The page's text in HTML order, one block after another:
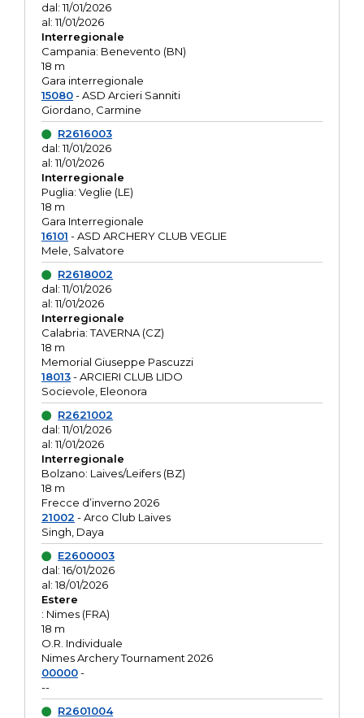
dal: 11/01/2026
al: 11/01/2026
Interregionale
Campania: Benevento (BN)
18 m
Gara interregionale
15080- ASD Arcieri Sanniti
Giordano, Carmine
R2616003
dal: 11/01/2026
al: 11/01/2026
Interregionale
Puglia: Veglie (LE)
18 m
Gara Interregionale
16101 - ASD ARCHERY CLUB VEGLIE
Mele, Salvatore
R2618002
dal: 11/01/2026
al: 11/01/2026
Interregionale
Calabria: TAVERNA (CZ)
18 m
Memorial Giuseppe Pascuzzi
18013- ARCIERI CLUB LIDO
Socievole, Eleonora
R2621002
dal: 11/01/2026
al: 11/01/2026
Interregionale
Bolzano: Laives/Leifers (BZ)
18 m
Frecce d’inverno 2026
21002 - Arco Club Laives
Singh, Daya
E2600003
dal: 16/01/2026
al: 18/01/2026
Estere
: Nimes (FRA)
18 m
O.R. Individuale
Nimes Archery Tournament 2026
00000-
--
R2601004